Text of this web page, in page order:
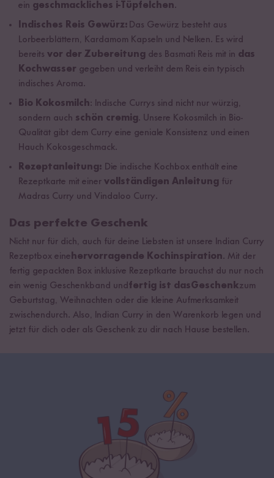
ein geschmackliches i-Tüpfelchen.
Indisches Reis Gewürz: Das Gewürz besteht aus
Lorbeerblättern, Kardamom Kapseln und Nelken. Es wird
bereits vor der Zubereitung des Basmati Reis mit in das
Kochwasser gegeben und verleiht dem Reis ein typisch
indisches Aroma.
Bio Kokosmilch: Indische Currys sind nicht nur würzig,
sondern auch schön cremig. Unsere Kokosmilch in Bio-
Qualität gibt dem Curry eine geniale Konsistenz und einen
Hauch Kokosgeschmack.
Rezeptanleitung: Die indische Kochbox enthält eine
Rezeptkarte mit einer vollständigen Anleitung für
Madras Curry und Vindaloo Curry.
Das perfekte Geschenk
Nicht nur für dich, auch für deine Liebsten ist unsere Indian Curry
Rezeptbox einehervorragende Kochinspiration. Mit der
fertig gepackten Box inklusive Rezeptkarte brauchst du nur noch
ein wenig Geschenkband undfertig ist dasGeschenkzum
Geburtstag, Weihnachten oder die kleine Aufmerksamkeit
zwischendurch. Also, Indian Curry in den Warenkorb legen und
jetzt für dich oder als Geschenk zu dir nach Hause bestellen.